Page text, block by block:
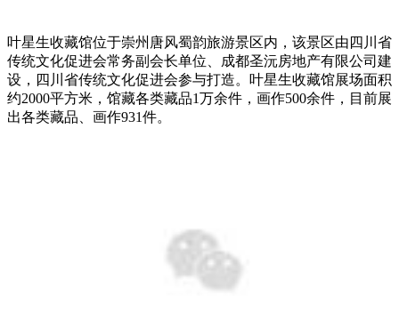
叶星生收藏馆位于崇州唐风蜀韵旅游景区内，该景区由四川省
传统文化促进会常务副会长单位、成都圣沅房地产有限公司建
设，四川省传统文化促进会参与打造。叶星生收藏馆展场面积
约2000平方米，馆藏各类藏品1万余件，画作500余件，目前展
出各类藏品、画作931件。